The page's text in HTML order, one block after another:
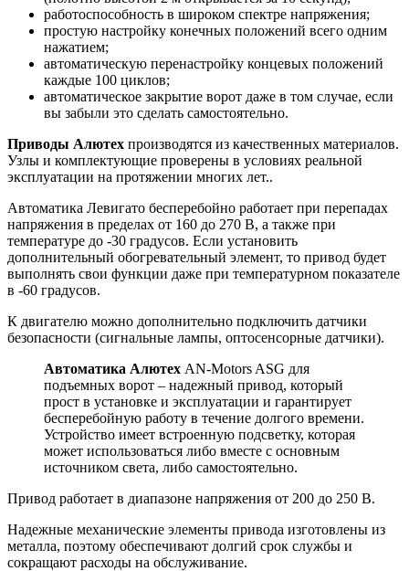
работоспособность в широком спектре напряжения;
простую настройку конечных положений всего одним
нажатием;
автоматическую перенастройку концевых положений
каждые 100 циклов;
автоматическое закрытие ворот даже в том случае, если
вы забыли это сделать самостоятельно.
Приводы Алютех производятся из качественных материалов.
Узлы и комплектующие проверены в условиях реальной
эксплуатации на протяжении многих лет..
Автоматика Левигато бесперебойно работает при перепадах
напряжения в пределах от 160 до 270 В, а также при
температуре до -30 градусов. Если установить
дополнительный обогревательный элемент, то привод будет
выполнять свои функции даже при температурном показателе
в -60 градусов.
К двигателю можно дополнительно подключить датчики
безопасности (сигнальные лампы, оптосенсорные датчики).
Автоматика Алютех AN-Motors ASG для
подъемных ворот – надежный привод, который
прост в установке и эксплуатации и гарантирует
бесперебойную работу в течение долгого времени.
Устройство имеет встроенную подсветку, которая
может использоваться либо вместе с основным
источником света, либо самостоятельно.
Привод работает в диапазоне напряжения от 200 до 250 В.
Надежные механические элементы привода изготовлены из
металла, поэтому обеспечивают долгий срок службы и
сокращают расходы на обслуживание.